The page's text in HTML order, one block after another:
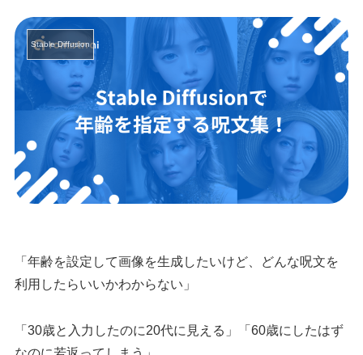
Stable Diffusion
「年齢を設定して画像を生成したいけど、どんな呪文を
利用したらいいかわからない」
「30歳と入力したのに20代に見える」「60歳にしたはず